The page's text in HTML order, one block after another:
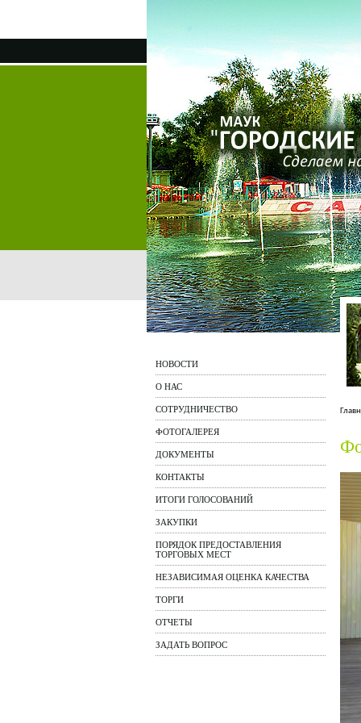
НОВОСТИ
О НАС
СОТРУДНИЧЕСТВО
ФОТОГАЛЕРЕЯ
ДОКУМЕНТЫ
КОНТАКТЫ
ИТОГИ ГОЛОСОВАНИЙ
ЗАКУПКИ
ПОРЯДОК ПРЕДОСТАВЛЕНИЯ
ТОРГОВЫХ МЕСТ
НЕЗАВИСИМАЯ ОЦЕНКА КАЧЕСТВА
ТОРГИ
ОТЧЕТЫ
ЗАДАТЬ ВОПРОС